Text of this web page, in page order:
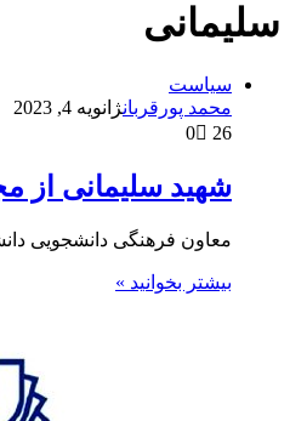
سلیمانی
سیاست
محمد پورقربانژانویه 4, 2023
0
26
شهید سلیمانی از
معاون فرهنگی دانشجویی
بیشتر بخوانید »